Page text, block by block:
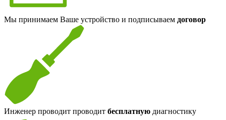
Мы принимаем Ваше устройство и подписываем договор
Инженер проводит проводит бесплатную диагностику